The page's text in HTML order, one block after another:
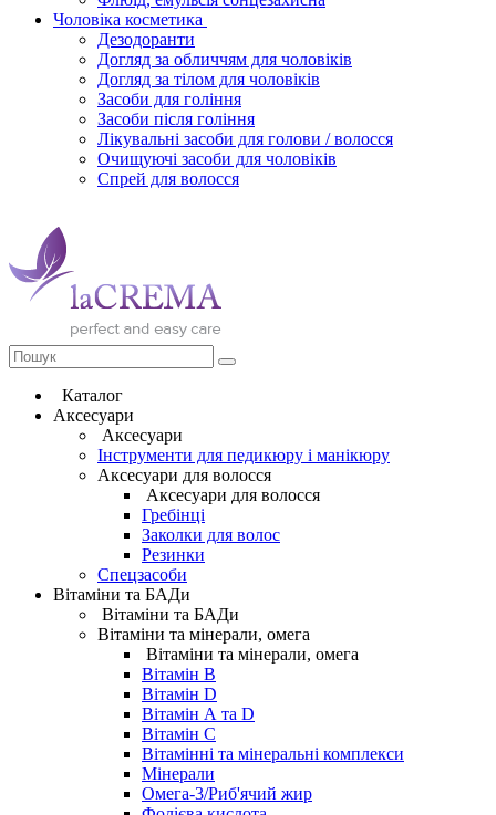
Чоловіка косметика
Дезодоранти
Догляд за обличчям для чоловіків
Догляд за тілом для чоловіків
Засоби для гоління
Засоби після гоління
Лікувальні засоби для голови / волосся
Очищуючі засоби для чоловіків
Спрей для волосся
Каталог
Аксесуари
Аксесуари
Інструменти для педикюру і манікюру
Аксесуари для волосся
Аксесуари для волосся
Гребінці
Заколки для волос
Резинки
Спецзасоби
Вітаміни та БАДи
Вітаміни та БАДи
Вітаміни та мінерали, омега
Вітаміни та мінерали, омега
Вітамін B
Вітамін D
Вітамін А та D
Вітамін С
Вітамінні та мінеральні комплекси
Мінерали
Омега-3/Риб'ячий жир